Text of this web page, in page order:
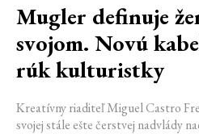
Mugler definuje
svojom. Novú
rúk kulturistky
Kreatívny riaditeľ Miguel Castro
svojej stále ešte čerstvej nadvlády